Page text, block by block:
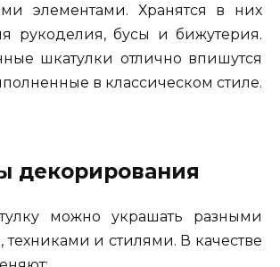
элементами. Хранятся в них
рукоделия, бусы и бижутерия.
шкатулки отлично впишутся
в классическом стиле.
декорирования
можно украшать разными
техниками и стилями. В качестве